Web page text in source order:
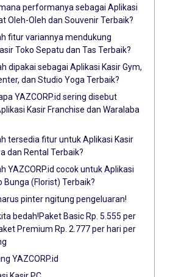
performanya sebagai Aplikasi
Oleh-Oleh dan Souvenir Terbaik?
fitur variannya mendukung
Toko Sepatu dan Tas Terbaik?
dipakai sebagai Aplikasi Kasir Gym,
dan Studio Yoga Terbaik?
YAZCORP.id sering disebut
Kasir Franchise dan Waralaba
tersedia fitur untuk Aplikasi Kasir
dan Rental Terbaik?
YAZCORP.id cocok untuk Aplikasi
Bunga (Florist) Terbaik?
pinter ngitung pengeluaran!
bedah!Paket Basic Rp. 5.555 per
Premium Rp. 2.777 per hari per
YAZCORP.id